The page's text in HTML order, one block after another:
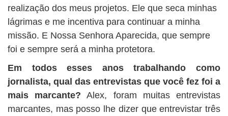
realização dos meus projetos. Ele que seca minhas
lágrimas e me incentiva para continuar a minha
missão. E Nossa Senhora Aparecida, que sempre
foi e sempre será a minha protetora.
Em todos esses anos trabalhando como
jornalista, qual das entrevistas que você fez foi a
mais marcante? Alex, foram muitas entrevistas
marcantes, mas posso lhe dizer que entrevistar três